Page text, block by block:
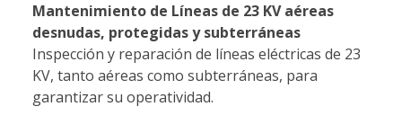
Mantenimiento de Líneas de 23 KV aéreas
desnudas, protegidas y subterráneas
Inspección y reparación de líneas eléctricas de 23
KV, tanto aéreas como subterráneas, para
garantizar su operatividad.